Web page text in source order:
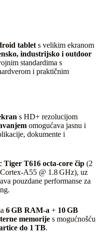
tablet s velikim ekranom
industrijsko i outdoor
standardima s
i praktičnim
s HD+ rezolucijom
omogućava jasnu i
dokumente i
Tiger T616 octa‑core čip (2
@ 1.8 GHz), uz
pouzdane performanse za
6 GB RAM‑a + 10 GB
memorije s mogućnošću
do 1 TB.